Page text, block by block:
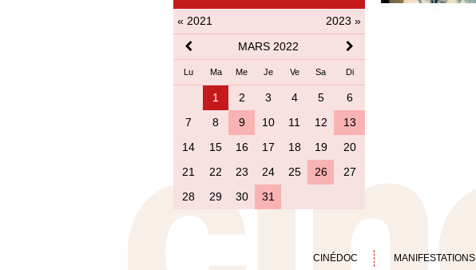
« 2021
2023 »
MARS 2022
Lu Ma Me Je Ve Sa Di
1 2 3 4 5
6
7
8 9 10 11 12
13
14
15 16 17 18 19
20
21
22 23 24 25 26
27
28
29 30 31
CINÉDOC MANIFESTATIONS